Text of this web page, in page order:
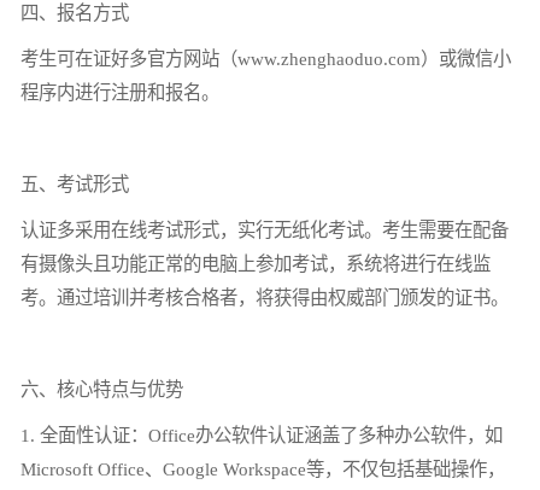
四、报名方式
考生可在证好多官方网站（www.zhenghaoduo.com）或微信小
程序内进行注册和报名。
五、考试形式
认证多采用在线考试形式，实行无纸化考试。考生需要在配备
有摄像头且功能正常的电脑上参加考试，系统将进行在线监
考。通过培训并考核合格者，将获得由权威部门颁发的证书。
六、核心特点与优势
1. 全面性认证：Office办公软件认证涵盖了多种办公软件，如
Microsoft Office、Google Workspace等，不仅包括基础操作，